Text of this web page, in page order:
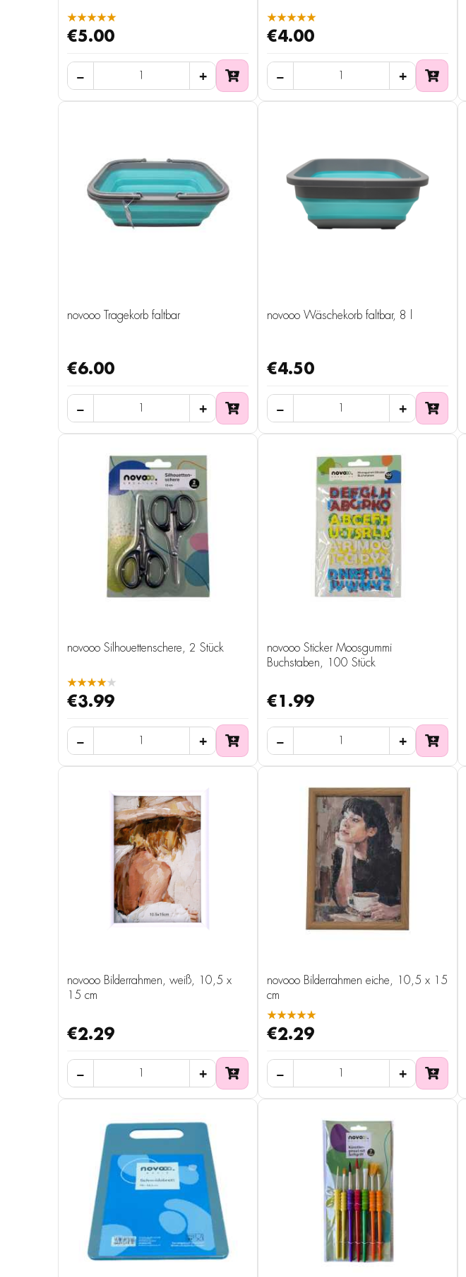
★★★★★
€5.00
★★★★★
€4.00
novooo Tragekorb faltbar
€6.00
novooo Wäschekorb faltbar, 8 l
€4.50
novooo Silhouettenschere, 2 Stück
★★★★★
€3.99
novooo Sticker Moosgummi
Buchstaben, 100 Stück
€1.99
novooo Bilderrahmen, weiß, 10,5 x
15 cm
€2.29
novooo Bilderrahmen eiche, 10,5 x 15
cm
★★★★★
€2.29